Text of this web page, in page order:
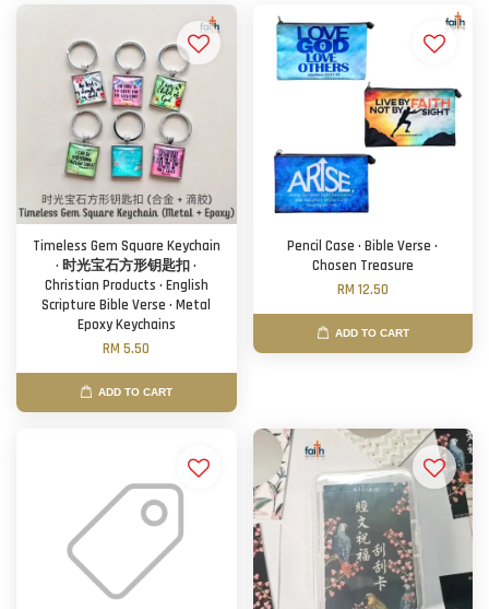
Timeless Gem Square Keychain
· 时光宝石方形钥匙扣 ·
Christian Products · English
Scripture Bible Verse · Metal
Epoxy Keychains
RM 5.50
ADD TO CART
Pencil Case · Bible Verse ·
Chosen Treasure
RM 12.50
ADD TO CART